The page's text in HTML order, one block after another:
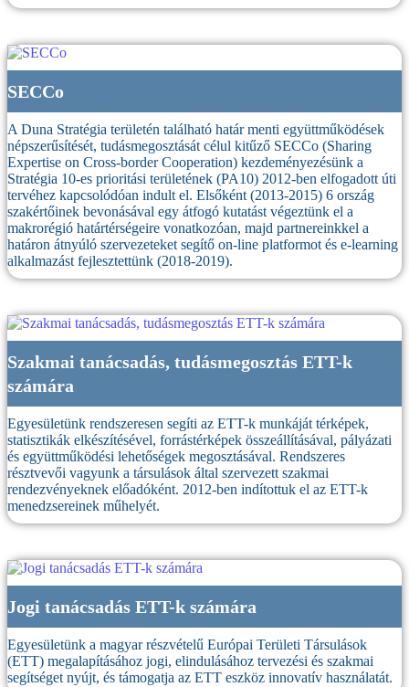
SECCo
A Duna Stratégia területén található határ menti együttműködések
népszerűsítését, tudásmegosztását célul kitűző SECCo (Sharing
Expertise on Cross-border Cooperation) kezdeményezésünk a
Stratégia 10-es prioritási területének (PA10) 2012-ben elfogadott úti
tervéhez kapcsolódóan indult el. Elsőként (2013-2015) 6 ország
szakértőinek bevonásával egy átfogó kutatást végeztünk el a
makrorégió határtérségeire vonatkozóan, majd partnereinkkel a
határon átnyúló szervezeteket segítő on-line platformot és e-learning
alkalmazást fejlesztettünk (2018-2019).
Szakmai tanácsadás, tudásmegosztás ETT-k
számára
Egyesületünk rendszeresen segíti az ETT-k munkáját térképek,
statisztikák elkészítésével, forrástérképek összeállításával, pályázati
és együttműködési lehetőségek megosztásával. Rendszeres
résztvevői vagyunk a társulások által szervezett szakmai
rendezvényeknek előadóként. 2012-ben indítottuk el az ETT-k
menedzsereinek műhelyét.
Jogi tanácsadás ETT-k számára
Egyesületünk a magyar részvételű Európai Területi Társulások
(ETT) megalapításához jogi, elindulásához tervezési és szakmai
segítséget nyújt, és támogatja az ETT eszköz innovatív használatát.